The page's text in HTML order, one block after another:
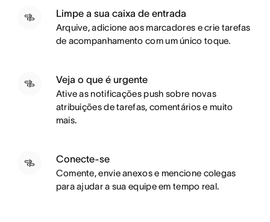
Limpe a sua caixa de entrada
Arquive, adicione aos marcadores e crie tarefas
de acompanhamento com um único toque.
Veja o que é urgente
Ative as notificações push sobre novas
atribuições de tarefas, comentários e muito
mais.
Conecte-se
Comente, envie anexos e mencione colegas
para ajudar a sua equipe em tempo real.